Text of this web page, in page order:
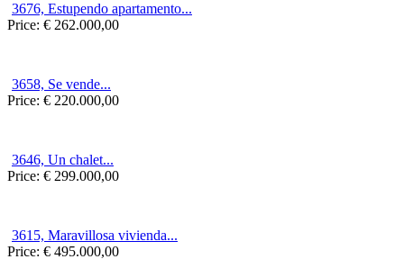
3676, Estupendo apartamento...
Price: € 262.000,00
3658, Se vende...
Price: € 220.000,00
3646, Un chalet...
Price: € 299.000,00
3615, Maravillosa vivienda...
Price: € 495.000,00